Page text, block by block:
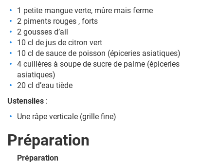
1 petite mangue verte, mûre mais ferme
2 piments rouges , forts
2 gousses d’ail
10 cl de jus de citron vert
10 cl de sauce de poisson (épiceries asiatiques)
4 cuillères à soupe de sucre de palme (épiceries
asiatiques)
20 cl d’eau tiède
Ustensiles :
Une râpe verticale (grille fine)
Préparation
Préparation